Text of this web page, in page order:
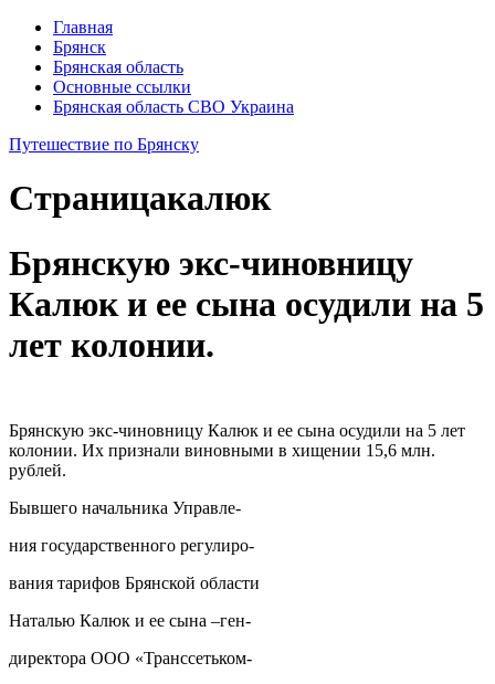
Главная
Брянск
Брянская область
Основные ссылки
Брянская область СВО Украина
Путешествие по Брянску
Страницакалюк
Брянскую экс-чиновницу
Калюк и ее сына осудили на 5
лет колонии.
Брянскую экс-чиновницу Калюк и ее сына осудили на 5 лет
колонии. Их признали виновными в хищении 15,6 млн.
рублей.
Бывшего начальника Управле-
ния государственного регулиро-
вания тарифов Брянской области
Наталью Калюк и ее сына –ген-
директора ООО «Транссетьком-